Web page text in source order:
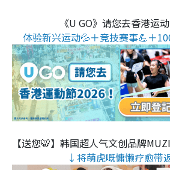
《U GO》请您去香港运动
体验新兴运动💦＋竞技赛事💪＋
【送您🐯】韩国超人气文创品牌
↓将萌虎嘅慵懒疗愈带